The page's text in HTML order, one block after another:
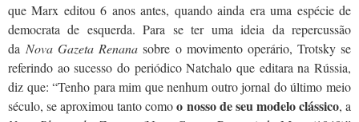
que Marx editou 6 anos antes, quando ainda era uma espécie de
democrata de esquerda. Para se ter uma ideia da repercussão
da Nova Gazeta Renana sobre o movimento operário, Trotsky se
referindo ao sucesso do periódico Natchalo que editara na Rússia,
diz que: “Tenho para mim que nenhum outro jornal do último meio
século, se aproximou tanto comoo nosso de seu modelo clássico, a